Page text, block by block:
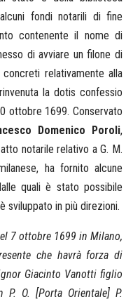
fondi notarili di fine
contenente il nome di
di avviare un filone di
relativamente alla
la dotis confessio
ottobre 1699. Conservato
Domenico Poroli,
notarile relativo a G. M.
ha fornito alcune
quali è stato possibile
sviluppato in più direzioni.
7 ottobre 1699 in Milano,
che havrà forza di
Giacinto Vanotti figlio
O. [Porta Orientale] P.